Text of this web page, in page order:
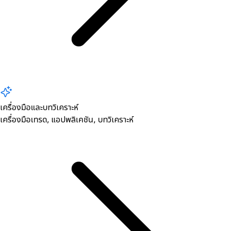
เครื่องมือและบทวิเคราะห์
เครื่องมือเทรด, ​แอปพลิเคชัน, บทวิเคราะห์